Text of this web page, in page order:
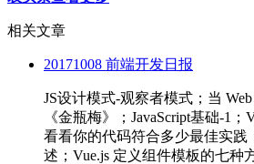
相关文章
20171008 前端开发日报
JS设计模式-观察者模式；当
《金瓶梅》；JavaScript基础-1
看看你的代码符合多少最佳实践
述；Vue.js 定义组件模板的七种